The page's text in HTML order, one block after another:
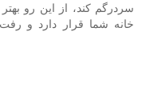
سردرگم کند، از این رو
خانه شما قرار دارد و